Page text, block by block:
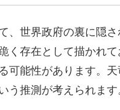
、世界政府の裏に隠
く存在として描かれ
可能性があります。
う推測が考えられます